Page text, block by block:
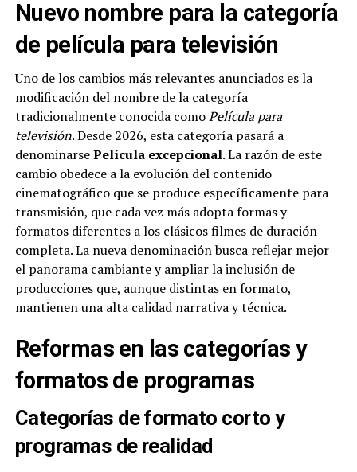
Nuevo nombre para la categoría
de película para televisión
Uno de los cambios más relevantes anunciados es la
modificación del nombre de la categoría
tradicionalmente conocida comoPelícula para
televisión. Desde 2026, esta categoría pasará a
denominarsePelícula excepcional. La razón de este
cambio obedece a la evolución del contenido
cinematográfico que se produce específicamente para
transmisión, que cada vez más adopta formas y
formatos diferentes a los clásicos filmes de duración
completa. La nueva denominación busca reflejar mejor
el panorama cambiante y ampliar la inclusión de
producciones que, aunque distintas en formato,
mantienen una alta calidad narrativa y técnica.
Reformas en las categorías y
formatos de programas
Categorías de formato corto y
programas de realidad